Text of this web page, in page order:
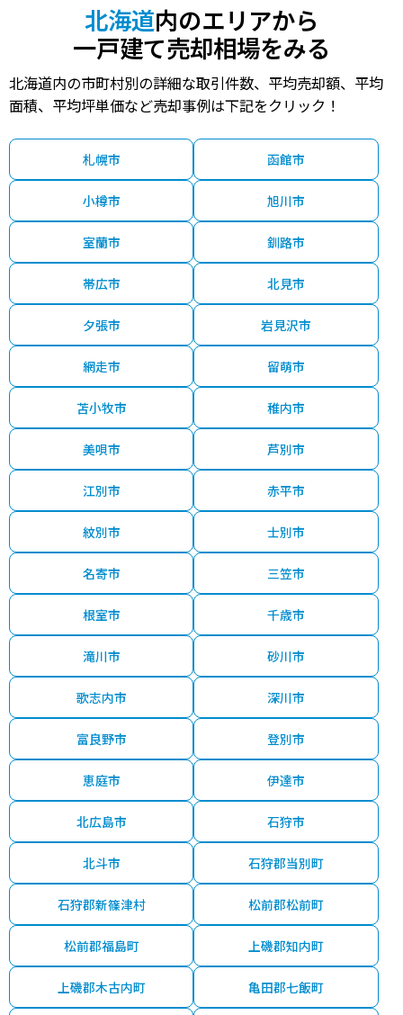
北海道内のエリアから
一戸建て売却相場をみる
北海道内の市町村別の詳細な取引件数、平均売却額、平均
面積、平均坪単価など売却事例は下記をクリック！
札幌市 函館市
小樽市 旭川市
室蘭市 釧路市
帯広市 北見市
夕張市 岩見沢市
網走市 留萌市
苫小牧市 稚内市
美唄市 芦別市
江別市 赤平市
紋別市 士別市
名寄市 三笠市
根室市 千歳市
滝川市 砂川市
歌志内市 深川市
富良野市 登別市
恵庭市 伊達市
北広島市 石狩市
北斗市 石狩郡当別町
石狩郡新篠津村 松前郡松前町
松前郡福島町 上磯郡知内町
上磯郡木古内町 亀田郡七飯町